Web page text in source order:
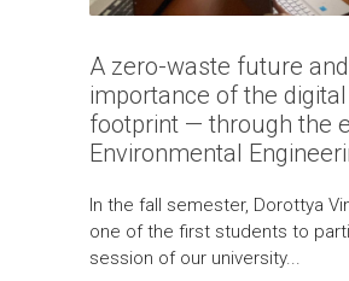
A zero-waste future
importance of the
footprint — through the
Environmental
In the fall semester, Dorottya
one of the first students to
session of our university...